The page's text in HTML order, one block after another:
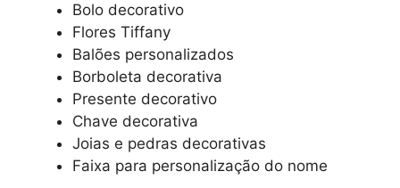
Bolo decorativo
Flores Tiffany
Balões personalizados
Borboleta decorativa
Presente decorativo
Chave decorativa
Joias e pedras decorativas
Faixa para personalização do nome